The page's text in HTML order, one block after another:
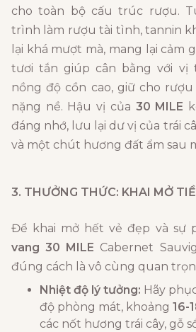
cho toàn bộ cấu trúc rượu.
trình làm rượu tài tình, tannin
lại khá mượt mà, mang lại cảm
tươi tắn giúp cân bằng với vị
nồng độ cồn cao, giữ cho
nặng nề. Hậu vị của 30 MILE
đáng nhớ, lưu lại dư vị của trái
và một chút hương đất ẩm sau
Để khai mở hết vẻ đẹp và sự
vang 30 MILE Cabernet
đúng cách là vô cùng quan
Nhiệt độ lý tưởng: Hãy
độ phòng mát, khoảng 16-
các nốt hương trái cây, gỗ